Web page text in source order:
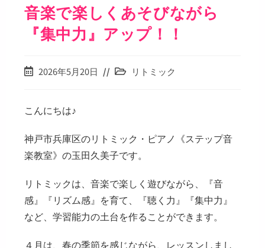
音楽で楽しくあそびながら
『集中力』アップ！！
投
開
2026年5月20日
投
ー:
リトミック
こんにちは♪
神戸市兵庫区のリトミック・ピアノ《ステップ音
楽教室》の玉田久美子です。
リトミックは、音楽で楽しく遊びながら、『音
感』『リズム感』を育て、『聴く力』『集中力』
など、学習能力の土台を作ることができます。
４月は、春の季節を感じながら、レッスンしまし